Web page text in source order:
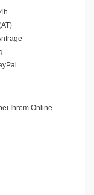
Ihrem Online-